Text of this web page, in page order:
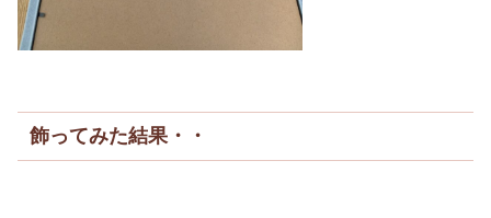
飾ってみた結果・・